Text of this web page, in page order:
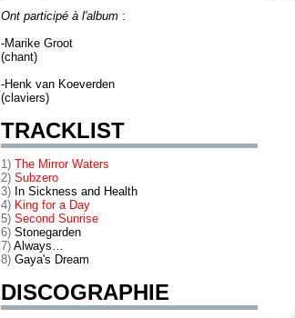
Ont participé à l'album :
-Marike Groot
(chant)
-Henk van Koeverden
(claviers)
TRACKLIST
1) The Mirror Waters
2) Subzero
3) In Sickness and Health
4) King for a Day
5) Second Sunrise
6) Stonegarden
7) Always…
8) Gaya's Dream
DISCOGRAPHIE